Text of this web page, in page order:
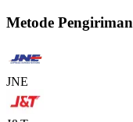
Metode Pengiriman
JNE